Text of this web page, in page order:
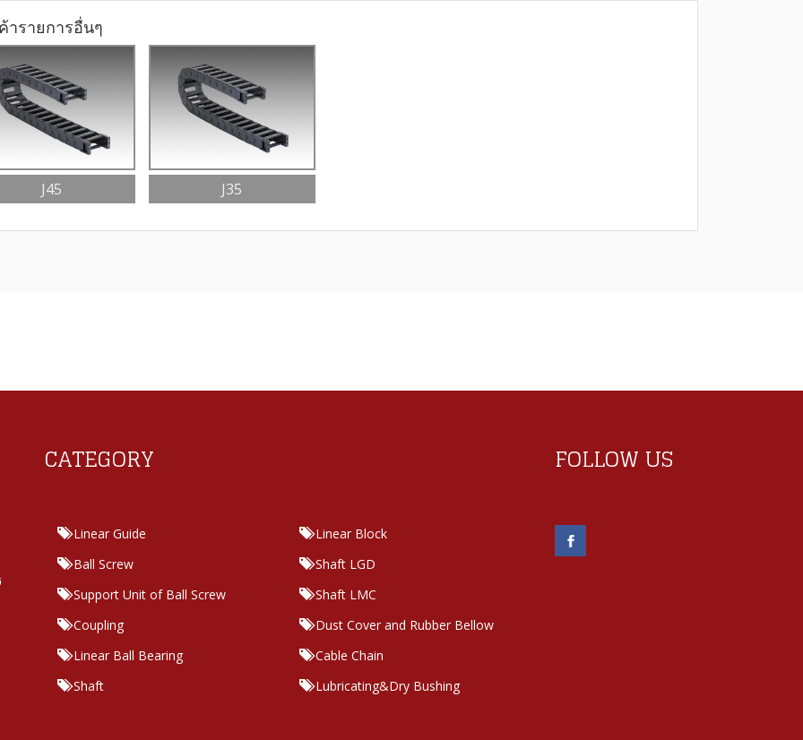
ารายการอื่นๆ
J45 J35
CATEGORY
Linear Guide
Ball Screw
Support Unit of Ball Screw
Coupling
Linear Ball Bearing
Shaft
Linear Block
Shaft LGD
Shaft LMC
Dust Cover and Rubber Bellow
Cable Chain
Lubricating&Dry Bushing
FOLLOW US